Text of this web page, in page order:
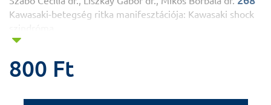
Kawasaki-betegség ritka manifesztációja: Kawasaki shock
Szabó Viktória dr., Széchenyi Renáta dr., Bogár Csilla dr.,
Non-compactiós cardiomyopathia: egy ritka
Zombori Tamás dr., Pozsgai Zsuzsa, Katona Márta
800 Ft